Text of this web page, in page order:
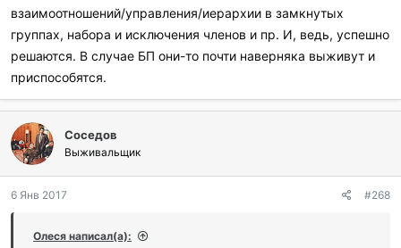
взаимоотношений/управления/иерархии в замкнутых
группах, набора и исключения членов и пр. И, ведь, успешно
решаются. В случае БП они-то почти наверняка выживут и
приспособятся.
Соседов
Выживальщик
6 Янв 2017 #268
Олеся написал(а):